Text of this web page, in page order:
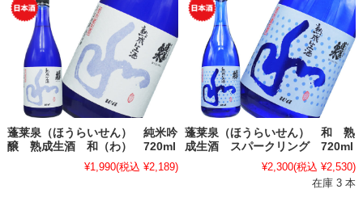
蓬莱泉（ほうらいせん） 純米吟
醸 熟成生酒 和（わ） 720ml
¥1,990(税込 ¥2,189)
蓬莱泉（ほうらいせん） 和 熟
成生酒 スパークリング 720ml
¥2,300(税込 ¥2,530)
在庫 3 本